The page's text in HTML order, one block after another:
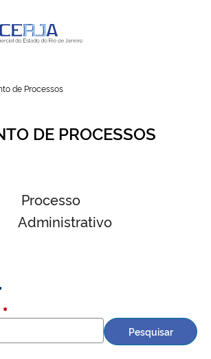
de Processos
DE PROCESSOS
Processo
Administrativo
Pesquisar